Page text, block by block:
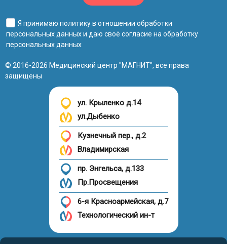
Я принимаю политику в отношении обработки
персональных данныхи даю своё согласие на обработку
персональных данных
© 2016-2026 Медицинский центр "МАГНИТ", все права
защищены
ул. Крыленко д.14
ул.Дыбенко
Кузнечный пер., д.2
Владимирская
пр. Энгельса, д.133
Пр.Просвещения
6-я Красноармейская, д.7
Технологический ин-т